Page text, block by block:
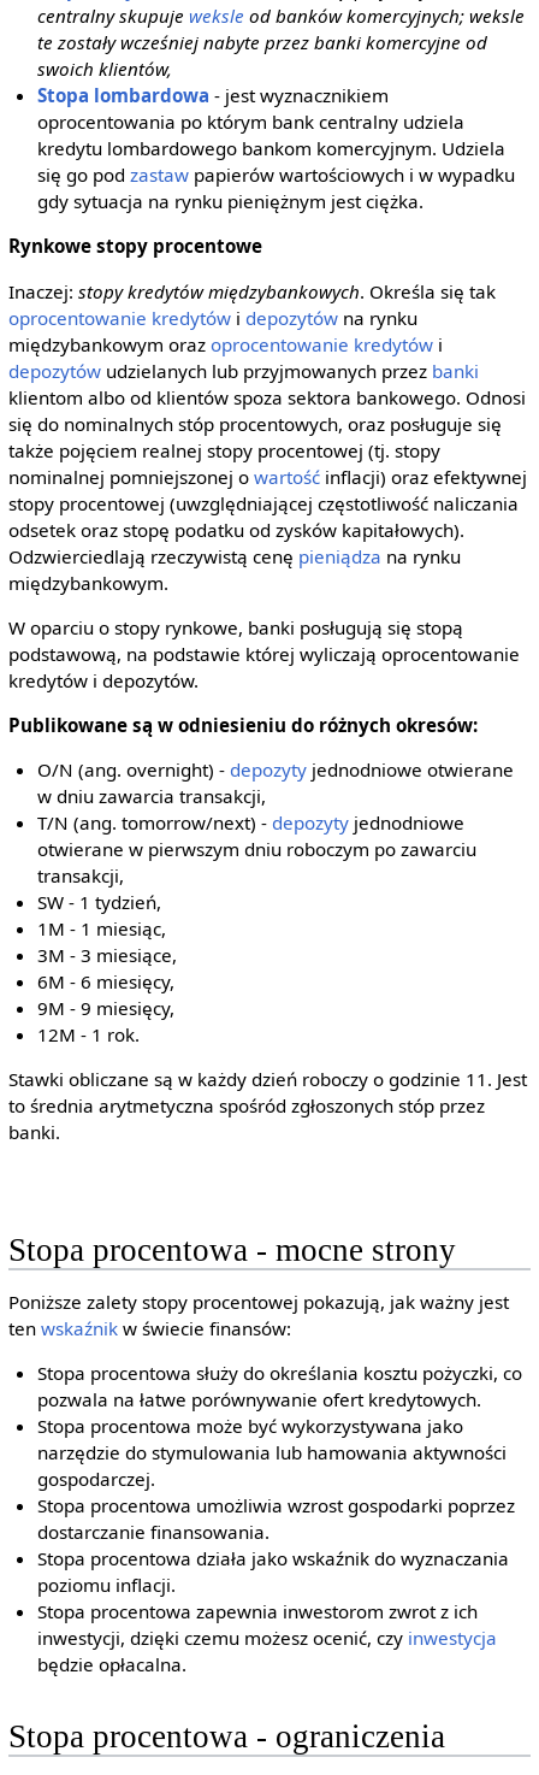
centralny skupujeweksle od banków komercyjnych; weksle
te zostały wcześniej nabyte przez banki komercyjne od
swoich klientów,
Stopa lombardowa - jest wyznacznikiem
oprocentowania po którym bank centralny udziela
kredytu lombardowego bankom komercyjnym. Udziela
się go podzastaw papierów wartościowych i w wypadku
gdy sytuacja na rynku pieniężnym jest ciężka.
Rynkowe stopy procentowe
Inaczej: stopy kredytów międzybankowych. Określa się tak
oprocentowanie kredytówi depozytówna rynku
międzybankowym oraz oprocentowanie kredytówi
depozytówudzielanych lub przyjmowanych przez banki
klientom albo od klientów spoza sektora bankowego. Odnosi
się do nominalnych stóp procentowych, oraz posługuje się
także pojęciem realnej stopy procentowej (tj. stopy
nominalnej pomniejszonej o wartośćinflacji) oraz efektywnej
stopy procentowej (uwzględniającej częstotliwość naliczania
odsetek oraz stopę podatku od zysków kapitałowych).
Odzwierciedlają rzeczywistą cenę pieniądza na rynku
międzybankowym.
W oparciu o stopy rynkowe, banki posługują się stopą
podstawową, na podstawie której wyliczają oprocentowanie
kredytów i depozytów.
Publikowane są w odniesieniu do różnych okresów:
O/N (ang. overnight) - depozyty jednodniowe otwierane
w dniu zawarcia transakcji,
T/N (ang. tomorrow/next) - depozyty jednodniowe
otwierane w pierwszym dniu roboczym po zawarciu
transakcji,
SW - 1 tydzień,
1M - 1 miesiąc,
3M - 3 miesiące,
6M - 6 miesięcy,
9M - 9 miesięcy,
12M - 1 rok.
Stawki obliczane są w każdy dzień roboczy o godzinie 11. Jest
to średnia arytmetyczna spośród zgłoszonych stóp przez
banki.
Stopa procentowa - mocne strony
Poniższe zalety stopy procentowej pokazują, jak ważny jest
ten wskaźnikw świecie finansów:
Stopa procentowa służy do określania kosztu pożyczki, co
pozwala na łatwe porównywanie ofert kredytowych.
Stopa procentowa może być wykorzystywana jako
narzędzie do stymulowania lub hamowania aktywności
gospodarczej.
Stopa procentowa umożliwia wzrost gospodarki poprzez
dostarczanie finansowania.
Stopa procentowa działa jako wskaźnik do wyznaczania
poziomu inflacji.
Stopa procentowa zapewnia inwestorom zwrot z ich
inwestycji, dzięki czemu możesz ocenić, czy inwestycja
będzie opłacalna.
Stopa procentowa - ograniczenia